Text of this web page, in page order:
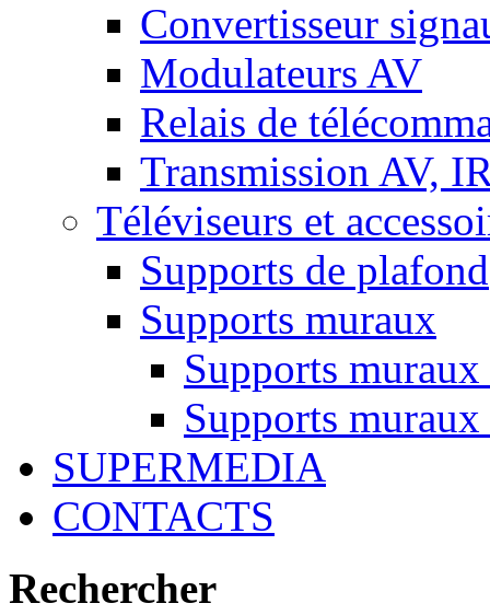
Convertisseur
Modulateurs AV
Relais de
Transmission AV,
Téléviseurs et
Supports de plafond
Supports muraux
Supports
Supports
SUPERMEDIA
CONTACTS
Rechercher